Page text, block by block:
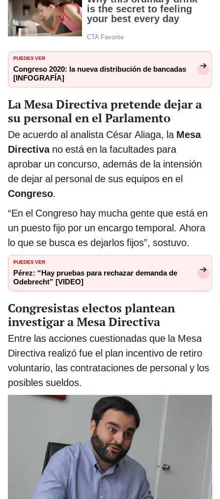
PUEDES VER
Congreso 2020: la nueva distribución de bancadas
[INFOGRAFÍA]
La Mesa Directiva pretende dejar a
su personal en el Parlamento
De acuerdo al analista César Aliaga, la Mesa
Directiva no está en la facultades para
aprobar un concurso, además de la intensión
de dejar al personal de sus equipos en el
Congreso.
“En el Congreso hay mucha gente que está en
un puesto fijo por un encargo temporal. Ahora
lo que se busca es dejarlos fijos”, sostuvo.
PUEDES VER
Pérez: “Hay pruebas para rechazar demanda de
Odebrecht” [VIDEO]
Congresistas electos plantean
investigar a Mesa Directiva
Entre las acciones cuestionadas que la Mesa
Directiva realizó fue el plan incentivo de retiro
voluntario, las contrataciones de personal y los
posibles sueldos.